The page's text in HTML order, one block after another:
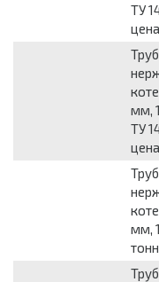
ТУ
мм,
ТУ
мм,